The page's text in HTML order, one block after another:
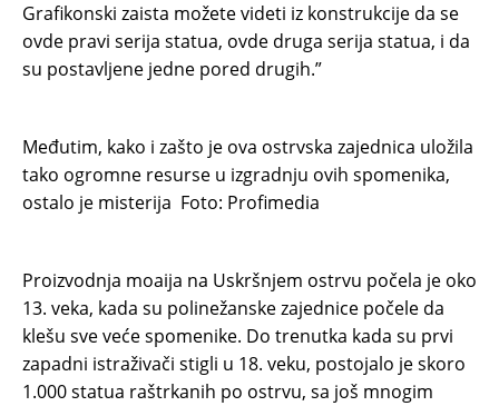
Grafikonski zaista možete videti iz konstrukcije da se
ovde pravi serija statua, ovde druga serija statua, i da
su postavljene jedne pored drugih.”
Međutim, kako i zašto je ova ostrvska zajednica uložila
tako ogromne resurse u izgradnju ovih spomenika,
ostalo je misterija Foto: Profimedia
Proizvodnja moaija na Uskršnjem ostrvu počela je oko
13. veka, kada su polinežanske zajednice počele da
klešu sve veće spomenike. Do trenutka kada su prvi
zapadni istraživači stigli u 18. veku, postojalo je skoro
1.000 statua raštrkanih po ostrvu, sa još mnogim